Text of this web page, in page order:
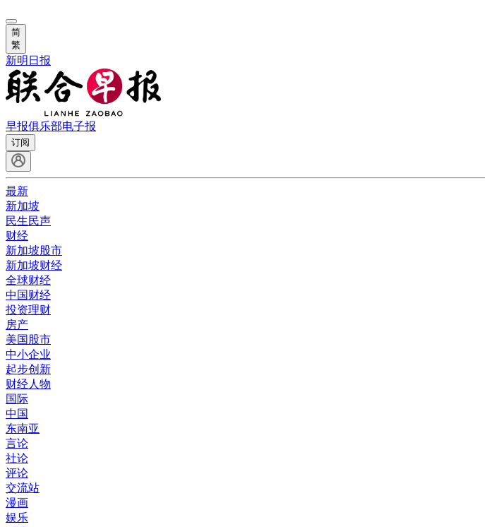
简
繁
新明日报
早报俱乐部电子报
订阅
最新
新加坡
民生民声
财经
新加坡股市
新加坡财经
全球财经
中国财经
投资理财
房产
美国股市
中小企业
起步创新
财经人物
国际
中国
东南亚
言论
社论
评论
交流站
漫画
娱乐